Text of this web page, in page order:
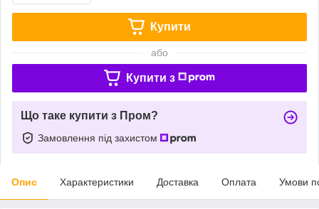
Купити
або
Купити з
Що таке купити з Пром?
Замовлення під захистом
Опис Характеристики Доставка Оплата Умови